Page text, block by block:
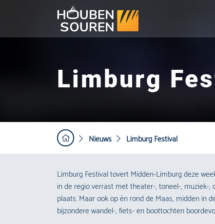
Limburg
Nieuws Limburg Festival
Limburg Festival tovert Midden-Limburg deze
in de regio verrast met theater-, toneel-, muziek-
plaats. Maar ook op én rond de Maas, midden in
bijzondere wandel-, fiets- en boottochten